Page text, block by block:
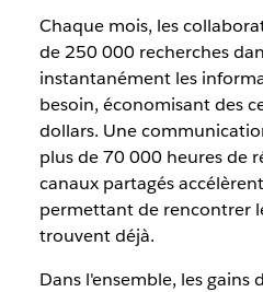
Chaque mois, les
de 250 000 recherches
instantanément les
besoin, économisant des
dollars. Une
plus de 70 000 heures de
canaux partagés
permettant de rencontrer
trouvent déjà.
Dans l'ensemble, les gains